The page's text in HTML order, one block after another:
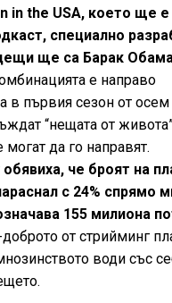
in the USA, което ще е
специално
ще са Барак
е направо
в първия сезон от осем
“нещата от
могат да го направят.
че броят на
с 24% спрямо
155 милиона
от стрийминг
води със